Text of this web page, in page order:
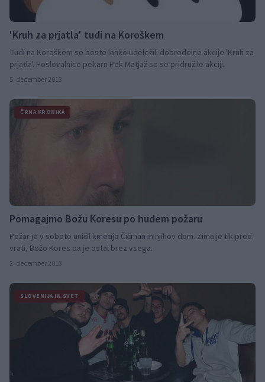
'Kruh za prjatla' tudi na Koroškem
Tudi na Koroškem se boste lahko udeležili dobrodelne akcije 'Kruh za
prjatla'. Poslovalnice pekarn Pek Matjaž so se pridružile akciji.
5. december 2013
ČRNA KRONIKA
Pomagajmo Božu Koresu po hudem požaru
Požar je v soboto uničil kmetijo Čičman in njihov dom. Zima je tik pred
vrati, Božo Kores pa je ostal brez vsega.
2. december 2013
SLOVENIJA IN SVET